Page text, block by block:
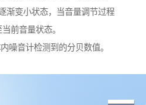
渐变小状态，当音量调节过程
前音量状态。
噪音计检测到的分贝数值。